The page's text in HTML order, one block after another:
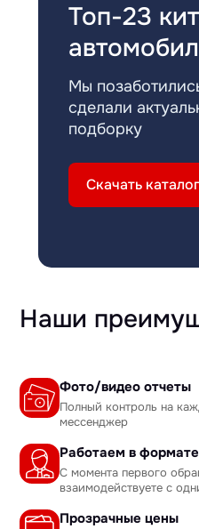
Топ-23
Мы
сделали
подборку
Скачать каталог
Наши
Фото/видео отчеты
Полный контроль на
мессенджер
Работаем в
С момента первого
взаимодействуете с
Прозрачные цены